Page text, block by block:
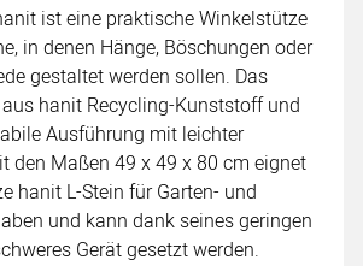
ist eine praktische Winkelstütze
in denen Hänge, Böschungen oder
gestaltet werden sollen. Das
hanit Recycling-Kunststoff und
Ausführung mit leichter
den Maßen 49 x 49 x 80 cm eignet
hanit L-Stein für Garten- und
und kann dank seines geringen
Gerät gesetzt werden.